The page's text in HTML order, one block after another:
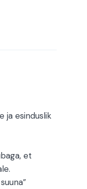
ja esinduslik
et